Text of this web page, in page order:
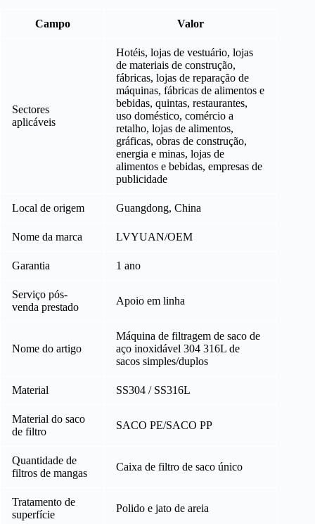
Campo Valor
Sectores
aplicáveis
Hotéis, lojas de vestuário, lojas
de materiais de construção,
fábricas, lojas de reparação de
máquinas, fábricas de alimentos e
bebidas, quintas, restaurantes,
uso doméstico, comércio a
retalho, lojas de alimentos,
gráficas, obras de construção,
energia e minas, lojas de
alimentos e bebidas, empresas de
publicidade
Local de origem Guangdong, China
Nome da marca LVYUAN/OEM
Garantia 1 ano
Serviço pós-
venda prestado
Apoio em linha
Nome do artigo
Máquina de filtragem de saco de
aço inoxidável 304 316L de
sacos simples/duplos
Material SS304 / SS316L
Material do saco
de filtro
SACO PE/SACO PP
Quantidade de
filtros de mangas
Caixa de filtro de saco único
Tratamento de
superfície
Polido e jato de areia